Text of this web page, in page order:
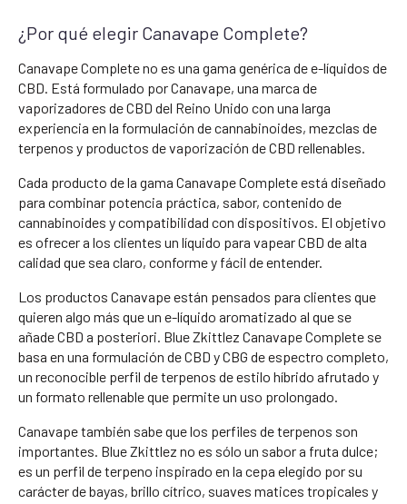
¿Por qué elegir Canavape Complete?
Canavape Complete no es una gama genérica de e-líquidos de
CBD. Está formulado por Canavape, una marca de
vaporizadores de CBD del Reino Unido con una larga
experiencia en la formulación de cannabinoides, mezclas de
terpenos y productos de vaporización de CBD rellenables.
Cada producto de la gama Canavape Complete está diseñado
para combinar potencia práctica, sabor, contenido de
cannabinoides y compatibilidad con dispositivos. El objetivo
es ofrecer a los clientes un líquido para vapear CBD de alta
calidad que sea claro, conforme y fácil de entender.
Los productos Canavape están pensados para clientes que
quieren algo más que un e-líquido aromatizado al que se
añade CBD a posteriori. Blue Zkittlez Canavape Complete se
basa en una formulación de CBD y CBG de espectro completo,
un reconocible perfil de terpenos de estilo híbrido afrutado y
un formato rellenable que permite un uso prolongado.
Canavape también sabe que los perfiles de terpenos son
importantes. Blue Zkittlez no es sólo un sabor a fruta dulce;
es un perfil de terpeno inspirado en la cepa elegido por su
carácter de bayas, brillo cítrico, suaves matices tropicales y